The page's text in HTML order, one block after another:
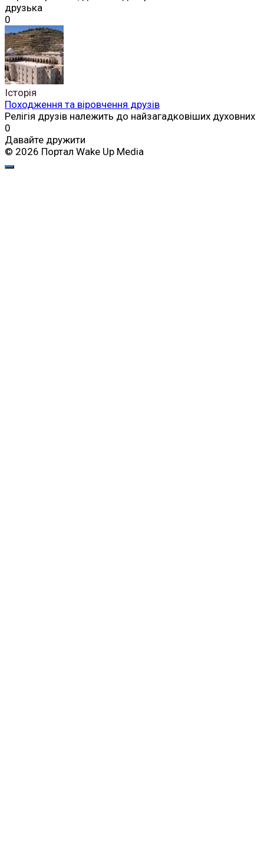
друзька
0
Історія
Походження та віровчення друзів
Релігія друзів належить до найзагадковіших духовних
0
Давайте дружити
© 2026 Портал Wake Up Media